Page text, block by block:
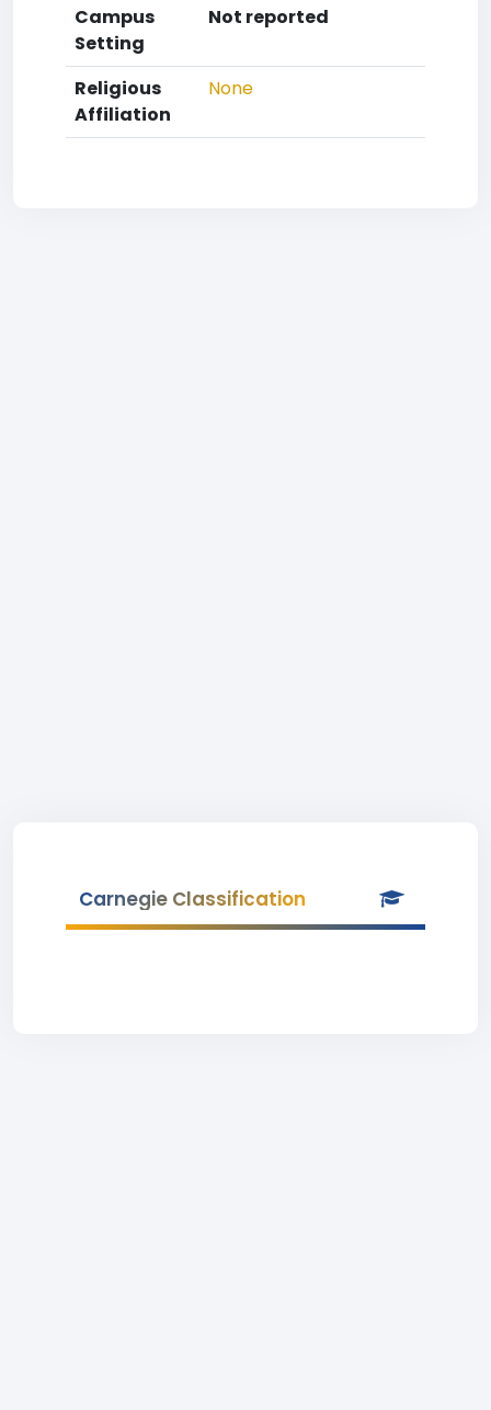
Campus
Setting
Not reported
Religious
Affiliation
None
Carnegie Classification